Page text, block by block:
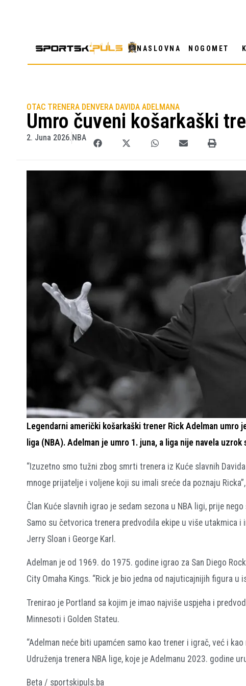
NASLOVNA NOGOMET
OTAC TRENERA DENVERA DAVIDA ADELMANA
Umro čuveni košarkaški
2. Juna 2026.NBA
Legendarni američki košarkaški trener Rick Adelman umro
liga (NBA). Adelman je umro 1. juna, a liga nije navela
“Izuzetno smo tužni zbog smrti trenera iz Kuće slavnih
mnoge prijatelje i voljene koji su imali sreće da poznaju
Član Kuće slavnih igrao je sedam sezona u NBA ligi, prije
Samo su četvorica trenera predvodila ekipe u više utakmica i
Jerry Sloan i George Karl.
Adelman je od 1969. do 1975. godine igrao za San Diego
City Omaha Kings. “Rick je bio jedna od najuticajnijih figura u
Trenirao je Portland sa kojim je imao najviše uspjeha i
Minnesoti i Golden Stateu.
“Adelman neće biti upamćen samo kao trener i igrač, već i
Udruženja trenera NBA lige, koje je Adelmanu 2023. godine
Beta / sportskipuls.ba